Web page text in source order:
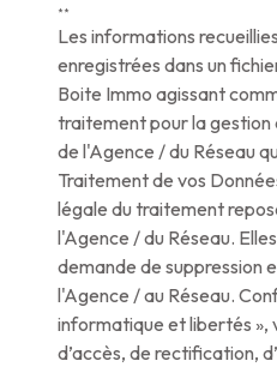
**
Les informations
enregistrées dans un
Boite Immo agissant
traitement pour la
de l'Agence / du Réseau
Traitement de vos
légale du traitement
l'Agence / du Réseau.
demande de suppression
l'Agence / au Réseau.
informatique et libertés »,
d’accès, de rectification,